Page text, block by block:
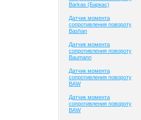
Barkas (Баркас)
Датчик момента
сопротивления повороту
Bashan
Датчик момента
сопротивления повороту
Baumann
Датчик момента
сопротивления повороту
BAW
Датчик момента
сопротивления повороту
BAW